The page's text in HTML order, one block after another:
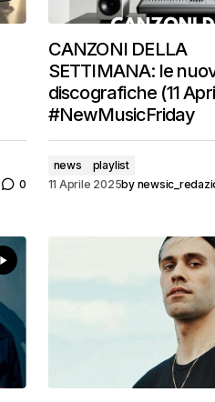
0
CANZONI DELLA
SETTIMANA: le
discografiche (11
#NewMusicFriday
news
playlist
11 Aprile 2025by